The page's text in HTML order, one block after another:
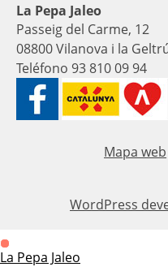
La Pepa Jaleo
Passeig del Carme, 12
08800 Vilanova i la
Teléfono 93 810 09 94
Mapa web
WordPress
La Pepa Jaleo